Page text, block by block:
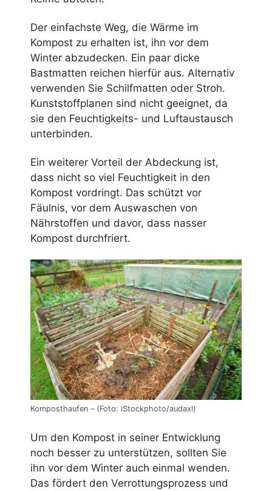
Der einfachste Weg, die Wärme im
Kompost zu erhalten ist, ihn vor dem
Winter abzudecken. Ein paar dicke
Bastmatten reichen hierfür aus. Alternativ
verwenden Sie Schilfmatten oder Stroh.
Kunststoffplanen sind nicht geeignet, da
sie den Feuchtigkeits- und Luftaustausch
unterbinden.
Ein weiterer Vorteil der Abdeckung ist,
dass nicht so viel Feuchtigkeit in den
Kompost vordringt. Das schützt vor
Fäulnis, vor dem Auswaschen von
Nährstoffen und davor, dass nasser
Kompost durchfriert.
Komposthaufen – (Foto: iStockphoto/audaxl)
Um den Kompost in seiner Entwicklung
noch besser zu unterstützen, sollten Sie
ihn vor dem Winter auch einmal wenden.
Das fördert den Verrottungsprozess und